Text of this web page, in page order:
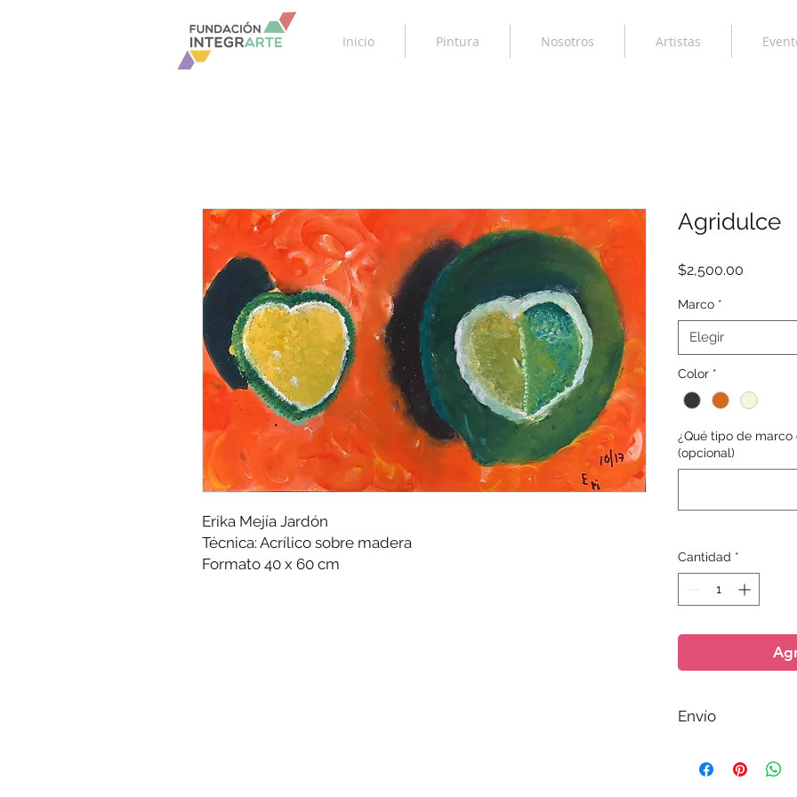
Inicio Pintura Nosotros Artistas
Erika Mejía Jardón
Técnica: Acrílico sobre madera
Formato 40 x 60 cm
Agridulce
$2,500.00
Marco *
Elegir
Color *
¿Qué tipo de
(opcional)
Cantidad *
Envío
entrega